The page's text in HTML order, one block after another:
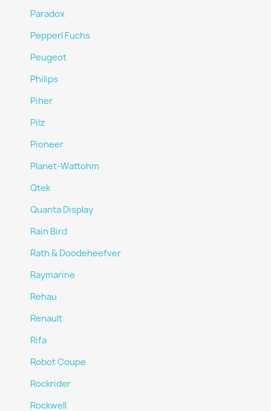
Paradox
Pepperl Fuchs
Peugeot
Philips
Piher
Pilz
Pioneer
Planet-Wattohm
Qtek
Quanta Display
Rain Bird
Rath & Doodeheefver
Raymarine
Rehau
Renault
Rifa
Robot Coupe
Rockrider
Rockwell